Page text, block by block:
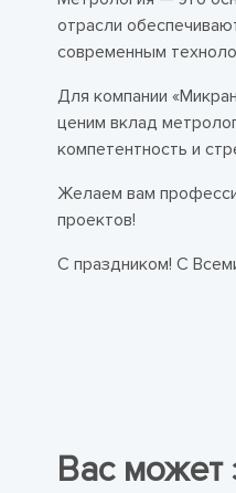
отрасли
современным
Для компании
ценим вклад
компетентность и
Желаем вам
проектов!
С праздником! С
Вас может